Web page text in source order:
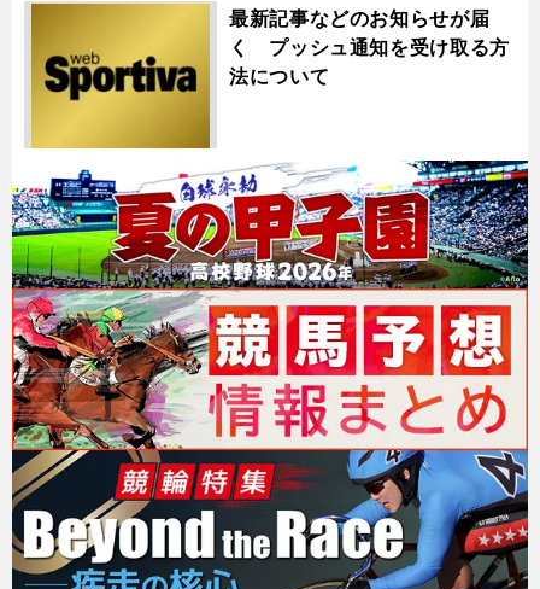
最新記事などのお知らせが届
く プッシュ通知を受け取る方
法について